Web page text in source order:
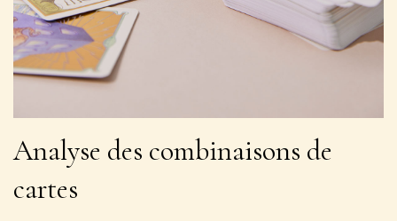
Analyse des combinaisons de
cartes